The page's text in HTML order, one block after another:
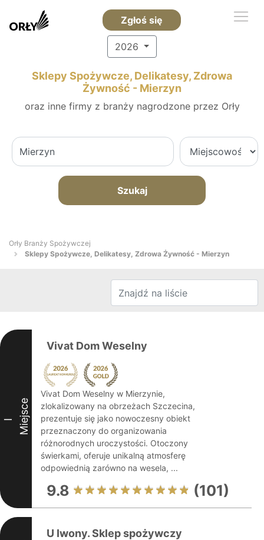
Zgłoś się
2026
Sklepy Spożywcze, Delikatesy, Zdrowa
Żywność - Mierzyn
oraz inne firmy z branży nagrodzone przez Orły
Szukaj
Orły Branży Spożywczej
Sklepy Spożywcze, Delikatesy, Zdrowa Żywność - Mierzyn
I Miejsce
Vivat Dom Weselny
Vivat Dom Weselny w Mierzynie,
zlokalizowany na obrzeżach Szczecina,
prezentuje się jako nowoczesny obiekt
przeznaczony do organizowania
różnorodnych uroczystości. Otoczony
świerkami, oferuje unikalną atmosferę
odpowiednią zarówno na wesela, ...
9.8 (101)
U Iwony. Sklep spożywczy